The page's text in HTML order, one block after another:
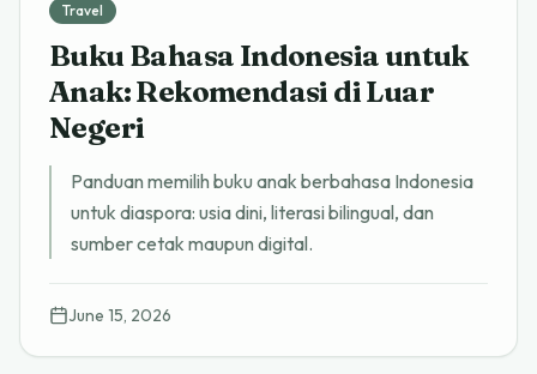
Travel
Buku Bahasa Indonesia untuk
Anak: Rekomendasi di Luar
Negeri
Panduan memilih buku anak berbahasa Indonesia
untuk diaspora: usia dini, literasi bilingual, dan
sumber cetak maupun digital.
June 15, 2026